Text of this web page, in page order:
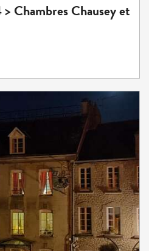
Chambres Chausey et